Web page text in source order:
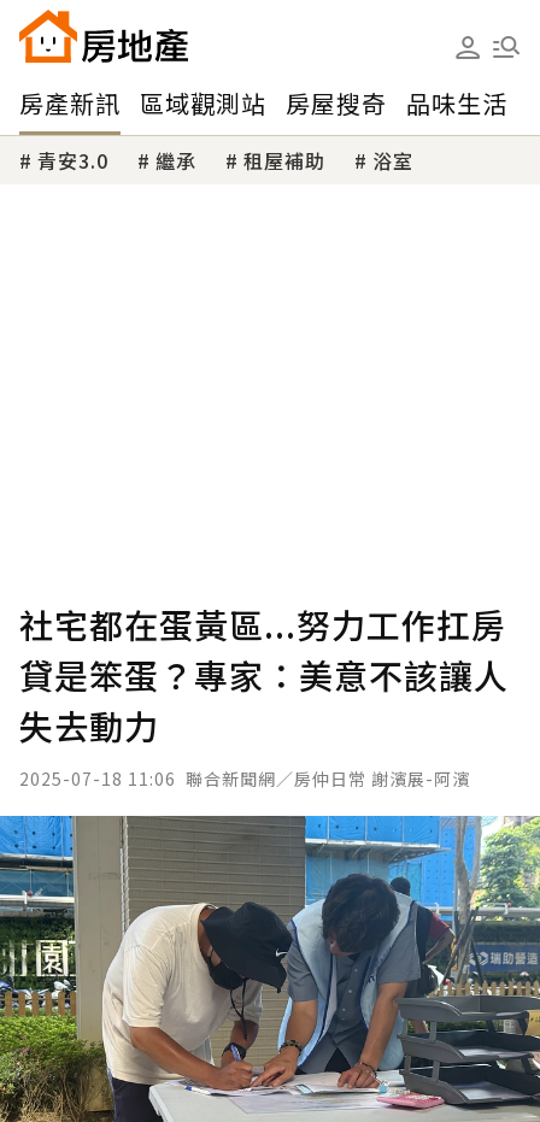
房產新訊 區域觀測站 房屋搜奇 品味生活
青安3.0 繼承 租屋補助 浴室
社宅都在蛋黃區...努力工作扛房
貸是笨蛋？專家：美意不該讓人
失去動力
2025-07-18 11:06 聯合新聞網／房仲日常 謝濱展-阿濱